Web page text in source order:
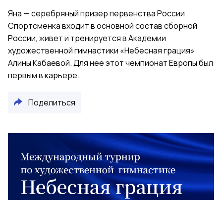
Яна — серебряный призер первенства России.
Спортсменка входит в основной состав сборной
России, живет и тренируется в Академии
художественной гимнастики «Небесная грация»
Алины Кабаевой. Для нее этот чемпионат Европы был
первым в карьере.
Поделиться